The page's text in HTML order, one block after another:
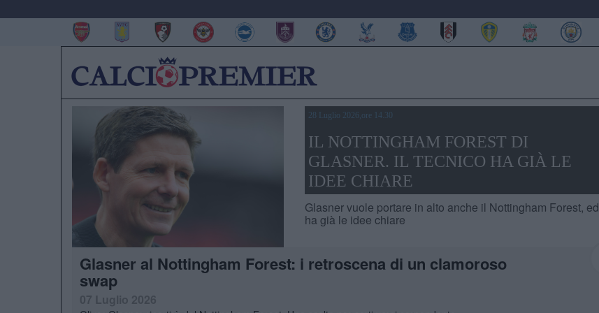
28 Luglio 2026,ore 14.30
IL NOTTINGHAM FOREST DI
GLASNER. IL TECNICO HA GIÀ LE
IDEE CHIARE
Glasner vuole portare in alto anche il Nottingham Forest, ed
ha già le idee chiare
Glasner al Nottingham Forest: i retroscena di un clamoroso
swap